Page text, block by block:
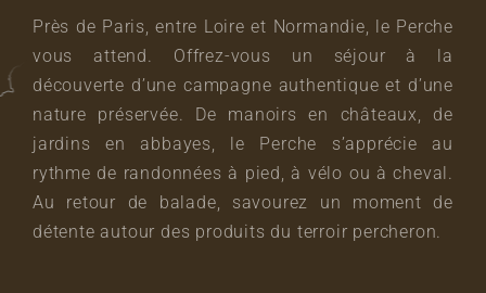
Près de Paris, entre Loire et Normandie, le Perche
vous attend. Offrez-vous un séjour à la
découverte d’une campagne authentique et d’une
nature préservée. De manoirs en châteaux, de
jardins en abbayes, le Perche s’apprécie au
rythme de randonnées à pied, à vélo ou à cheval.
Au retour de balade, savourez un moment de
détente autour des produits du terroir percheron.